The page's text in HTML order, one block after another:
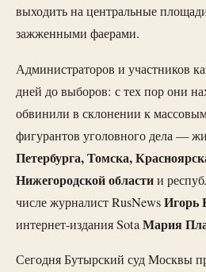
выходить на центральные
зажженными фаерами.
Администраторов и участников
дней до выборов: с тех пор они
обвинили в склонении к
фигурантов уголовного дела —
Петербурга, Томска,
Нижегородской областии
числе журналист RusNewsИгорь
интернет-издания SotaМария
Сегодня Бутырский суд Москвы